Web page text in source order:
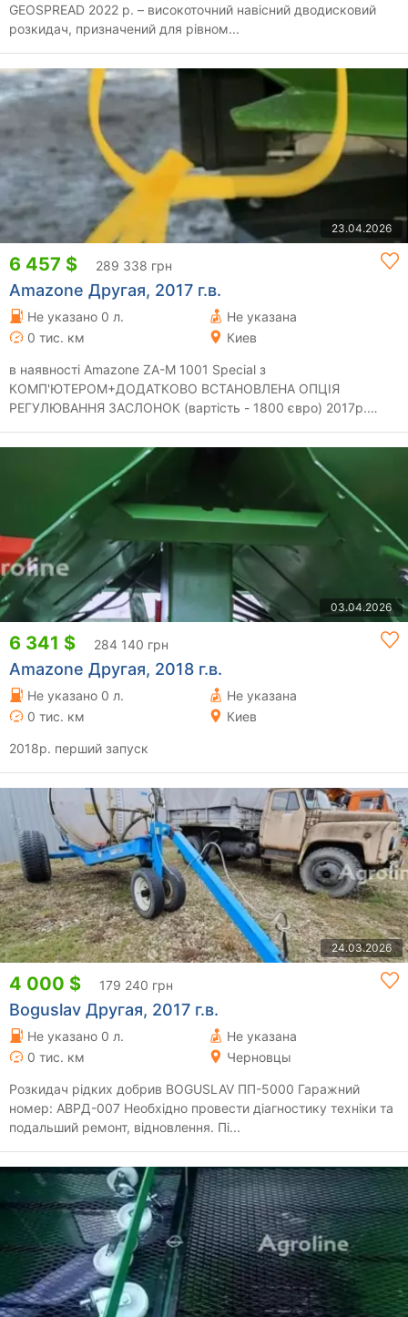
GEOSPREAD 2022 р. – високоточний навісний дводисковий
розкидач, призначений для рівном...
23.04.2026
6 457 $ 289 338 грн
Amazone Другая, 2017 г.в.
Не указано 0 л.
Не указана
0 тис. км
Киев
в наявності Amazone ZA-M 1001 Special з
КОМП'ЮТЕРОМ+ДОДАТКОВО ВСТАНОВЛЕНА ОПЦІЯ
РЕГУЛЮВАННЯ ЗАСЛОНОК (вартість - 1800 євро) 2017р.
03.04.2026
6 341 $ 284 140 грн
Amazone Другая, 2018 г.в.
Не указано 0 л.
Не указана
0 тис. км
Киев
2018р. перший запуск
24.03.2026
4 000 $ 179 240 грн
Boguslav Другая, 2017 г.в.
Не указано 0 л.
Не указана
0 тис. км
Черновцы
Розкидач рідких добрив BOGUSLAV ПП-5000 Гаражний
номер: АВРД-007 Необхідно провести діагностику техніки та
подальший ремонт, відновлення. Пі...